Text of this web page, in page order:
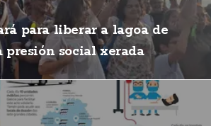
para liberar a lagoa de
presión social xerada